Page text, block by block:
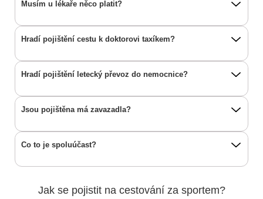
Musím u lékaře něco platit?
Hradí pojištění cestu k doktorovi taxíkem?
Hradí pojištění letecký převoz do nemocnice?
Jsou pojištěna má zavazadla?
Co to je spoluúčast?
Jak se pojistit na cestování za sportem?